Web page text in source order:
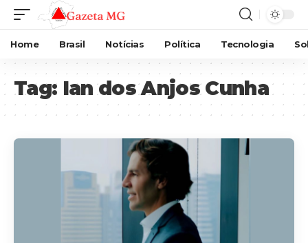
Home Brasil Notícias Política Tecnologia
Tag: Ian dos Anjos Cunha